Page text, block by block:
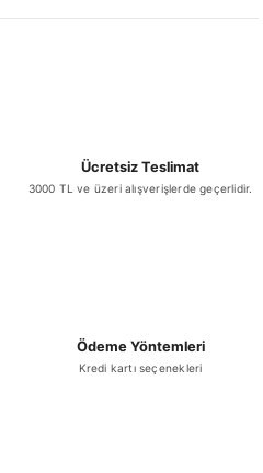
Ücretsiz Teslimat
3000 TL ve üzeri alışverişlerde geçerlidir.
Ödeme Yöntemleri
Kredi kartı seçenekleri